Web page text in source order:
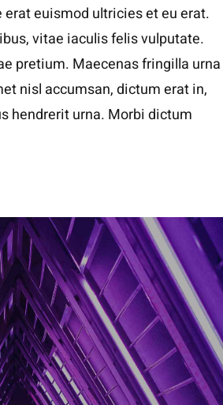
euismod ultricies et eu erat.
vitae iaculis felis vulputate.
pretium. Maecenas fringilla urna
nisl accumsan, dictum erat in,
hendrerit urna. Morbi dictum